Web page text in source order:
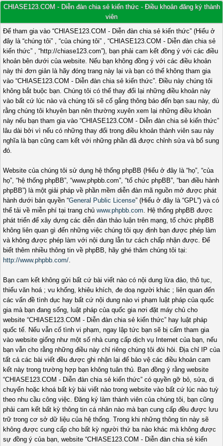
CHIASE123.COM - Diễn đàn chia sẻ kiến thức - Điều khoản đăng ký thành
viên
Để tham gia vào “CHIASE123.COM - Diễn đàn chia sẻ kiến thức” (Hiểu ở
đây là “chúng tôi” , “của chúng tôi” , “CHIASE123.COM - Diễn đàn chia sẻ
kiến thức” , “http://chiase123.com”), bạn phải cam kết đồng ý với các điều
khoản bên dưới của website. Nếu bạn không đồng ý với các điều khoản
này thì đơn giản là hãy đóng trang này lại và bạn có thể không tham gia
vào “CHIASE123.COM - Diễn đàn chia sẻ kiến thức”. Điều này chúng tôi
không bắt buộc bạn. Chúng tôi có thể thay đổi lại những điều khoản này
vào bất cứ lúc nào và chúng tôi sẽ cố gắng thông báo đến bạn sau này, dù
rằng chúng tôi khuyên bạn nên thường xuyên xem lại những điều khoản
này nếu bạn tham gia vào “CHIASE123.COM - Diễn đàn chia sẻ kiến thức”
lâu dài bởi vì nếu có những thay đổi trong điều khoản thành viên sau này
nghĩa là bạn cũng cam kết với những phần đã được chỉnh sửa và bổ sung
đó.
Website của chúng tôi sử dụng hệ thống phpBB (Hiểu ở đây là “họ”, “của
họ”, “hệ thống phpBB”, “www.phpbb.com”, “tổ chức phpBB”, “ban điều hành
phpBB”) là một giải pháp về phần mềm diễn đàn mã nguồn mở được phát
hành dưới bản quyền “General Public License” (Hiểu ở đây là “GPL”) và có
thể tải về miễn phí tại trang chủ www.phpbb.com. Hệ thống phpBB được
phát triển để xây dựng các diễn đàn thảo luận trên mạng, tổ chức phpBB
không liên quan gì đến những việc chúng tôi quy định bạn được phép làm
và không được phép làm với nội dung lẫn tư cách chấp nhận được. Để
biết thêm nhiều thông tin về phpBB, hãy ghé thăm chúng tôi tại:
http://www.phpbb.com/.
Bạn cam kết không gửi bất cứ bài viết nào có nội dung lừa đảo, thô tục,
thiếu văn hoá ; vu khống, khiêu khích, đe doạ người khác ; liên quan đến
các vấn đề tình dục hay bất cứ nội dung nào vi phạm luật pháp của quốc
gia mà bạn đang sống, luật pháp của quốc gia nơi đặt máy chủ cho
website “CHIASE123.COM - Diễn đàn chia sẻ kiến thức” hay luật pháp
quốc tế. Nếu vẫn cố tình vi phạm, ngay lập tức bạn sẽ bị cấm tham gia
vào website giống như một số nhà cung cấp dịch vụ Internet của bạn, nếu
bạn vẫn cho rằng những điều này chỉ riêng chúng tôi đòi hỏi. Địa chỉ IP của
tất cả các bài viết đều được ghi nhận lại để bảo vệ các điều khoản cam
kết này trong trường hợp bạn không tuân thủ. Bạn đồng ý rằng website
“CHIASE123.COM - Diễn đàn chia sẻ kiến thức” có quyền gỡ bỏ, sửa, di
chuyển hoặc khoá bất kỳ bài viết nào trong website vào bất cứ lúc nào tuỳ
theo nhu cầu công việc. Đăng ký làm thành viên của chúng tôi, bạn cũng
phải cam kết bất kỳ thông tin cá nhân nào mà bạn cung cấp đều được lưu
trữ trong cơ sở dữ liệu của hệ thống. Trong khi những thông tin này sẽ
không được cung cấp cho bất kỳ người thứ ba nào khác mà không được
sự đồng ý của bạn, website “CHIASE123.COM - Diễn đàn chia sẻ kiến